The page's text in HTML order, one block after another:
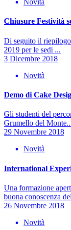
Novità
Chiusure Festività
Di seguito il
2019 per le sedi ...
3 Dicembre 2018
Novità
Demo di Cake
Gli studenti del
Grumello del
29 Novembre 2018
Novità
International
Una formazione
buona conoscenza
26 Novembre 2018
Novità